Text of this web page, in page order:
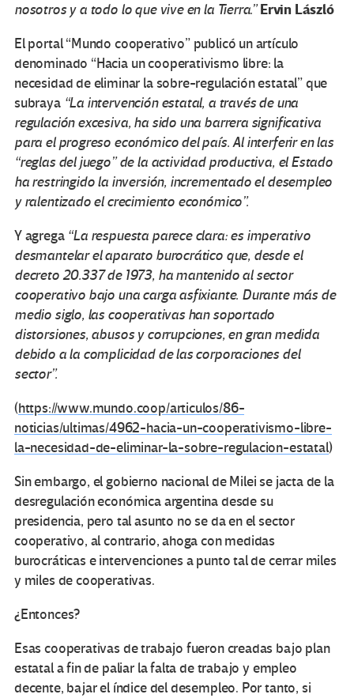
nosotros y a todo lo que vive en la Tierra.” Ervin László
El portal “Mundo cooperativo” publicó un artículo
denominado “Hacia un cooperativismo libre: la
necesidad de eliminar la sobre-regulación estatal” que
subraya “La intervención estatal, a través de una
regulación excesiva, ha sido una barrera significativa
para el progreso económico del país. Al interferir en las
“reglas del juego” de la actividad productiva, el Estado
ha restringido la inversión, incrementado el desempleo
y ralentizado el crecimiento económico”.
Y agrega “La respuesta parece clara: es imperativo
desmantelar el aparato burocrático que, desde el
decreto 20.337 de 1973, ha mantenido al sector
cooperativo bajo una carga asfixiante. Durante más de
medio siglo, las cooperativas han soportado
distorsiones, abusos y corrupciones, en gran medida
debido a la complicidad de las corporaciones del
sector”.
(https://www.mundo.coop/articulos/86-
noticias/ultimas/4962-hacia-un-cooperativismo-libre-
la-necesidad-de-eliminar-la-sobre-regulacion-estatal)
Sin embargo, el gobierno nacional de Milei se jacta de la
desregulación económica argentina desde su
presidencia, pero tal asunto no se da en el sector
cooperativo, al contrario, ahoga con medidas
burocráticas e intervenciones a punto tal de cerrar miles
y miles de cooperativas.
¿Entonces?
Esas cooperativas de trabajo fueron creadas bajo plan
estatal a fin de paliar la falta de trabajo y empleo
decente, bajar el índice del desempleo. Por tanto, si